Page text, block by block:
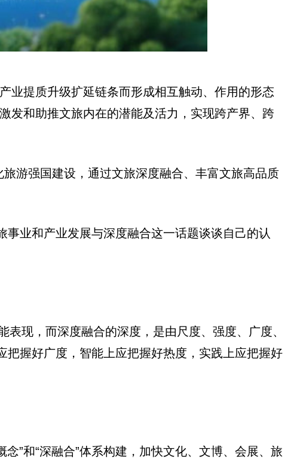
业提质升级扩延链条而形成相互触动、作用的形态
发和助推文旅内在的潜能及活力，实现跨产界、跨
游强国建设，通过文旅深度融合、丰富文旅高品质
事业和产业发展与深度融合这一话题谈谈自己的认
现，而深度融合的深度，是由尺度、强度、广度、
握好广度，智能上应把握好热度，实践上应把握好
”和“深融合”体系构建，加快文化、文博、会展、旅